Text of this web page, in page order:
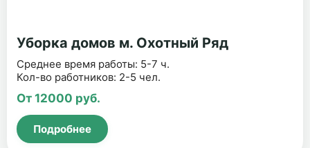
Уборка домов м. Охотный Ряд
Среднее время работы: 5-7 ч.
Кол-во работников: 2-5 чел.
От 12000 руб.
Подробнее